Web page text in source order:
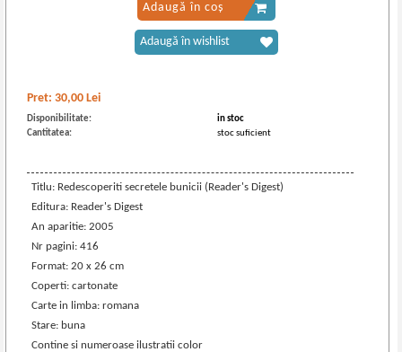
Pret:30,00 Lei
Disponibilitate:
in stoc
Cantitatea:
stoc suficient
Titlu: Redescoperiti secretele bunicii (Reader's Digest)
Editura: Reader's Digest
An aparitie: 2005
Nr pagini: 416
Format: 20 x 26 cm
Coperti: cartonate
Carte in limba: romana
Stare: buna
Contine si numeroase ilustratii color
Adaugă în coș
Adaugă în wishlist